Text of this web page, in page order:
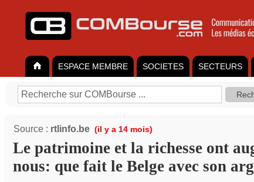
ESPACE MEMBRE SOCIETES SECTEURS
Source : rtlinfo.be (il y a 14 mois)
Le patrimoine et la richesse ont
nous: que fait le Belge avec son